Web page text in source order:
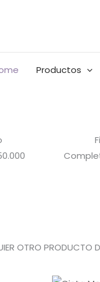
Productos
OTRO PRODUCTO